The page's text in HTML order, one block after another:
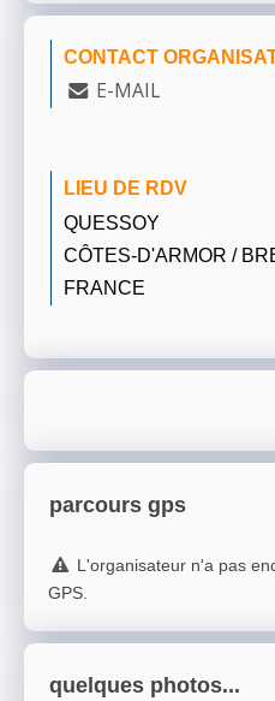
CONTACT
E-MAIL
LIEU DE RDV
QUESSOY
CÔTES-D'ARMOR /
FRANCE
parcours gps
L'organisateur n'a pas
GPS.
quelques photos...